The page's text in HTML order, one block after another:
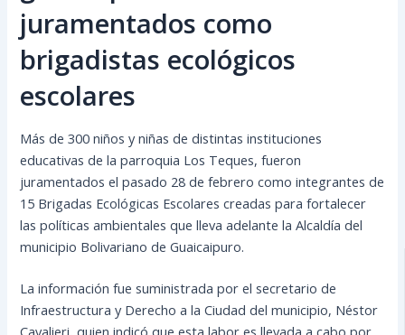
juramentados como
brigadistas ecológicos
escolares
Más de 300 niños y niñas de distintas instituciones
educativas de la parroquia Los Teques, fueron
juramentados el pasado 28 de febrero como integrantes de
15 Brigadas Ecológicas Escolares creadas para fortalecer
las políticas ambientales que lleva adelante la Alcaldía del
municipio Bolivariano de Guaicaipuro.
La información fue suministrada por el secretario de
Infraestructura y Derecho ala Ciudad del municipio, Néstor
Cavalieri, quien indicó que esta labor es llevada a cabo por